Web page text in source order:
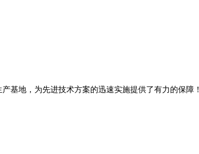
基地，为先进技术方案的迅速实施提供了有力的保障！